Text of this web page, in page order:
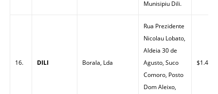
Munisipiu Dili.
16. DILI Borala, Lda
Rua Prezidente
Nicolau Lobato,
Aldeia 30 de
Agusto, Suco
Comoro, Posto
Dom Aleixo,
$1.44